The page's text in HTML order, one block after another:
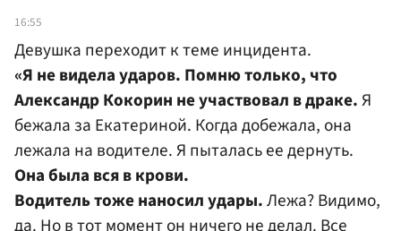
16:55
Девушка переходит к теме инцидента.
«Я не видела ударов. Помню только, что
Александр Кокорин не участвовал в драке.Я
бежала за Екатериной. Когда добежала, она
лежала на водителе. Я пыталась ее дернуть.
Она была вся в крови.
Водитель тоже наносил удары.Лежа? Видимо,
да. Но в тот момент он ничего не делал. Все